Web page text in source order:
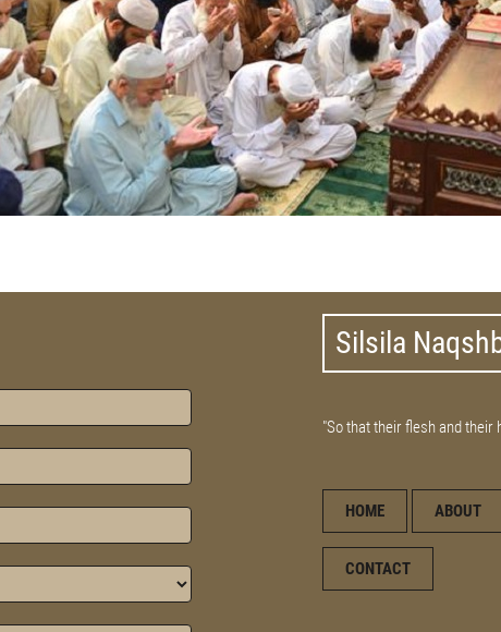
Silsila
"So that their flesh and their
HOME ABOUT
CONTACT